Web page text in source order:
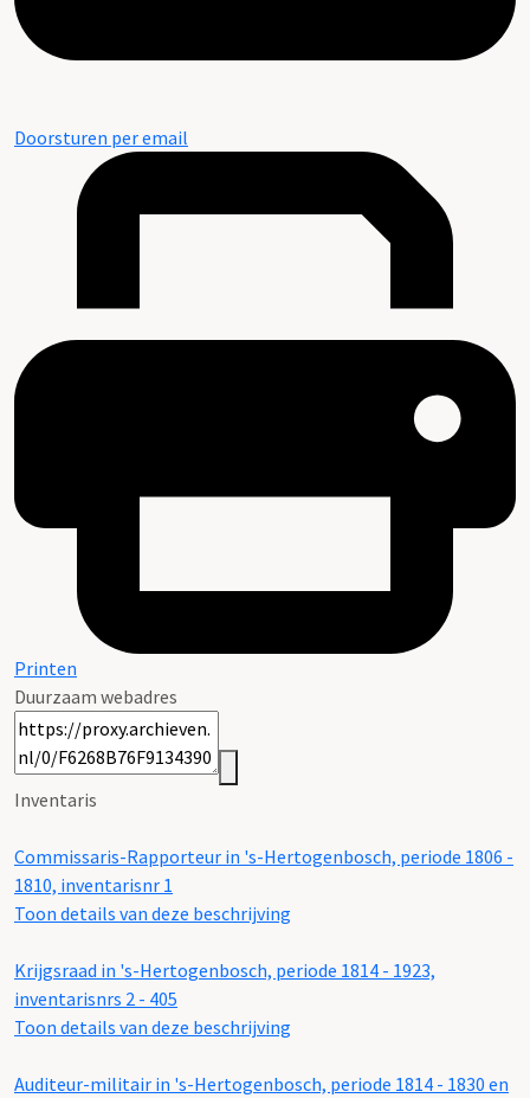
Doorsturen per email
Printen
Duurzaam webadres
Inventaris
Commissaris-Rapporteur in 's-Hertogenbosch, periode 1806 -
1810, inventarisnr 1
Toon details van deze beschrijving
Krijgsraad in 's-Hertogenbosch, periode 1814 - 1923,
inventarisnrs 2 - 405
Toon details van deze beschrijving
Auditeur-militair in 's-Hertogenbosch, periode 1814 - 1830 en